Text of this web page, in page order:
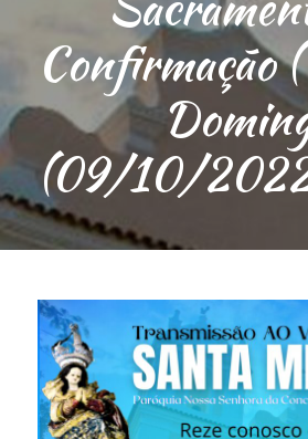
Confirmação
(09/10/